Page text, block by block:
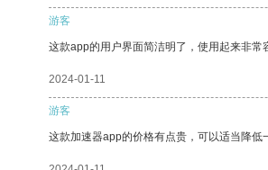
游客
这款app的用户界面简洁明了，使用起来非常
2024-01-11
游客
这款加速器app的价格有点贵，可以适当降低